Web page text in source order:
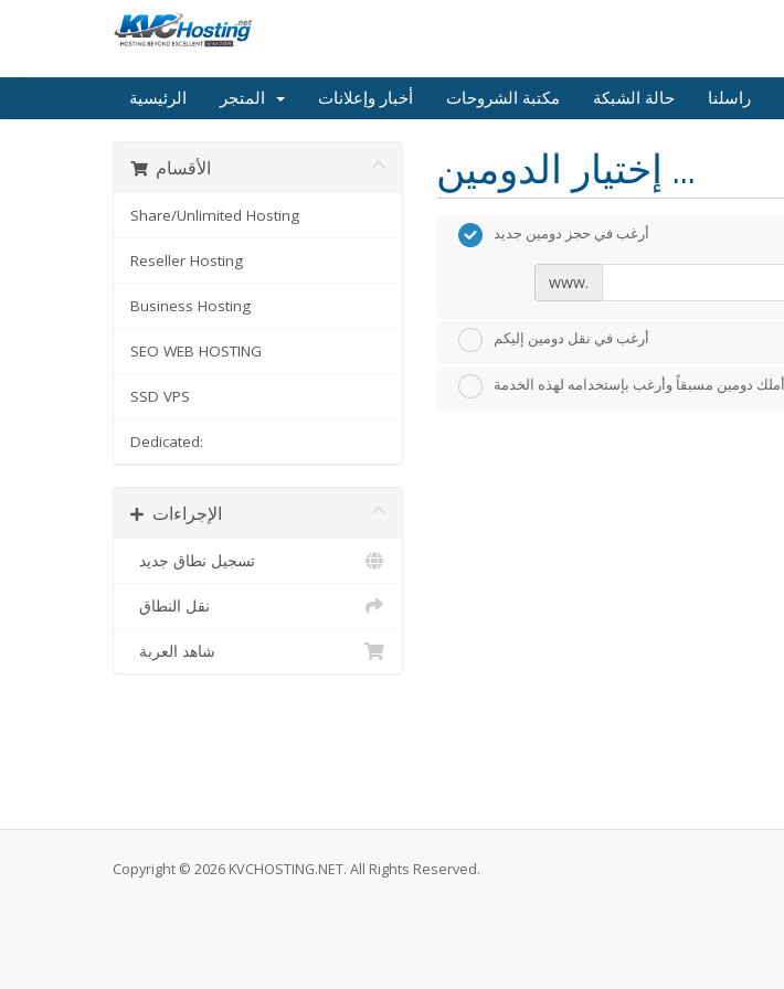
الرئيسية أخبار وإعلانات مكتبة الشروحات حالة الشبكة راسلنا
الأقسام
Share/Unlimited Hosting
Reseller Hosting
Business Hosting
SEO WEB HOSTING
SSD VPS
Dedicated:
الإجراءات
تسجيل نطاق جديد
نقل النطاق
شاهد العربة
إختيار الدومين ...
أرغب في حجز دومين جديد
www.
أرغب في نقل دومين إليكم
أملك دومين مسبقاً وأرغب بإستخدامه لهذه الخدمة
Copyright © 2026 KVCHOSTING.NET. All Rights Reserved.